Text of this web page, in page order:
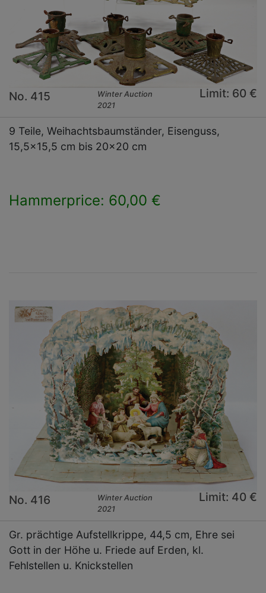
No. 415
Winter Auction
2021
Limit: 60 €
9 Teile, Weihachtsbaumständer, Eisenguss,
15,5x15,5 cm bis 20x20 cm
Hammerprice: 60,00 €
No. 416
Winter Auction
2021
Limit: 40 €
Gr. prächtige Aufstellkrippe, 44,5 cm, Ehre sei
Gott in der Höhe u. Friede auf Erden, kl.
Fehlstellen u. Knickstellen